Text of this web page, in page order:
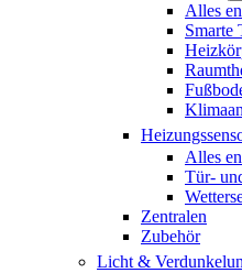
Alles
Smarte
Alles
Tür-
Zentralen
Zubehör
Licht &